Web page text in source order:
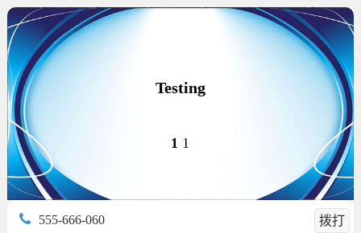
Testing
1 1
拨打
555-666-060